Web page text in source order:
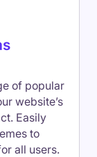
of popular
website’s
Easily
to
all users.